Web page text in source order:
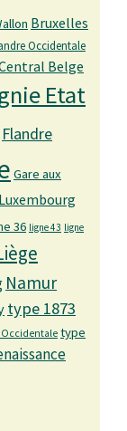
Bruxelles
Occidentale
Belge
Etat
Flandre
Gare aux
36 ligne 43 ligne
Namur
type 1873
type